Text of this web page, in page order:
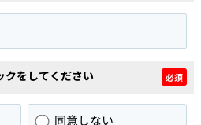
クをしてください 必須
同意しない